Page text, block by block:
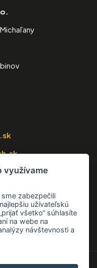
využívame
zabezpečili
užívateľskú
všetko“ súhlasíte
na webe na
návštevnosti a